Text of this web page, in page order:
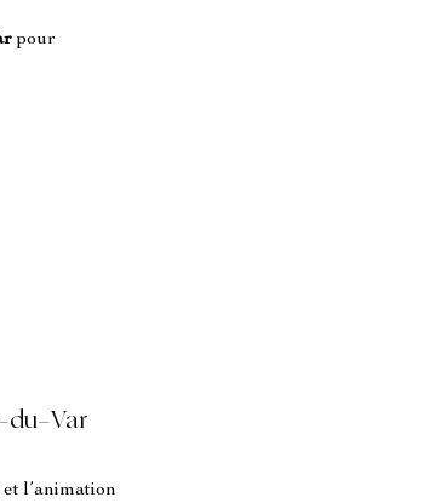
pour
du-Var
l’animation